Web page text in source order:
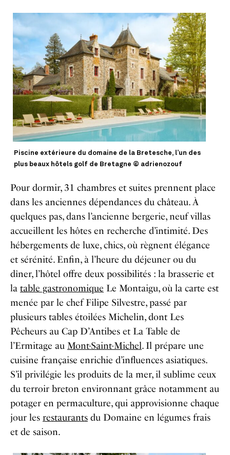
Piscine extérieure du domaine de la Bretesche, l’un des
plus beaux hôtels golf de Bretagne © adrienozouf
Pour dormir, 31 chambres et suites prennent place
dans les anciennes dépendances du château. À
quelques pas, dans l’ancienne bergerie, neuf villas
accueillent les hôtes en recherche d’intimité. Des
hébergements de luxe, chics, où règnent élégance
et sérénité. Enfin, à l’heure du déjeuner ou du
dîner, l’hôtel offre deux possibilités : la brasserie et
la table gastronomique Le Montaigu, où la carte est
menée par le chef Filipe Silvestre, passé par
plusieurs tables étoilées Michelin, dont Les
Pêcheurs au Cap D’Antibes et La Table de
l’Ermitage au Mont-Saint-Michel. Il prépare une
cuisine française enrichie d’influences asiatiques.
S’il privilégie les produits de la mer, il sublime ceux
du terroir breton environnant grâce notamment au
potager en permaculture, qui approvisionne chaque
jour les restaurants du Domaine en légumes frais
et de saison.